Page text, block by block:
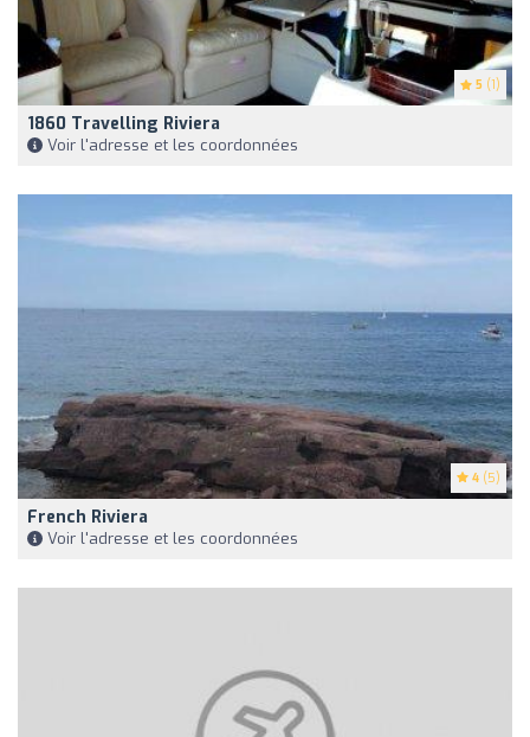
5 (1)
1860 Travelling Riviera
Voir l'adresse et les coordonnées
4 (5)
French Riviera
Voir l'adresse et les coordonnées